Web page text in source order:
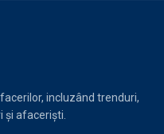
incluzând trenduri,
afaceriști.